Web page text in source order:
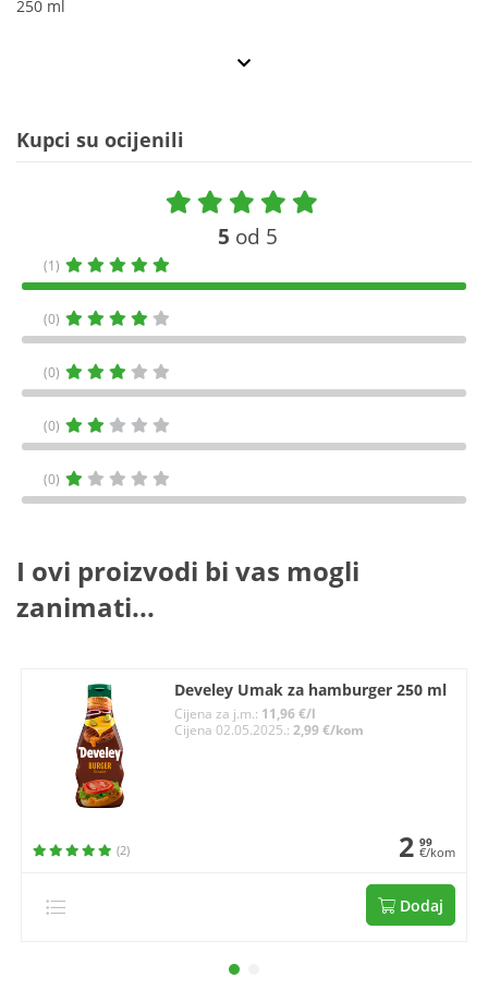
250 ml
Kupci su ocijenili
5 od 5
(1)
(0)
(0)
(0)
(0)
I ovi proizvodi bi vas mogli
zanimati...
Develey Umak za hamburger 250 ml
Cijena za j.m.: 11,96 €/l
Cijena 02.05.2025.:2,99 €/kom
(2) 2 99
€/kom
Dodaj